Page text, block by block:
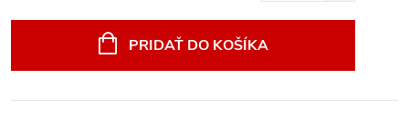
PRIDAŤ DO KOŠÍKA